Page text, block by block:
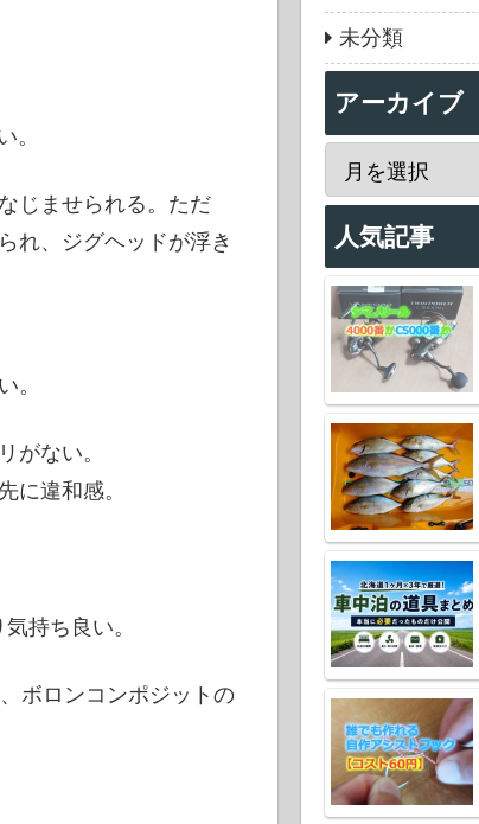
。
じませられる。ただ
れ、ジグヘッドが浮き
。
がない。
に違和感。
持ち良い。
ボロンコンポジットの
未分類
アーカイブ
人気記事